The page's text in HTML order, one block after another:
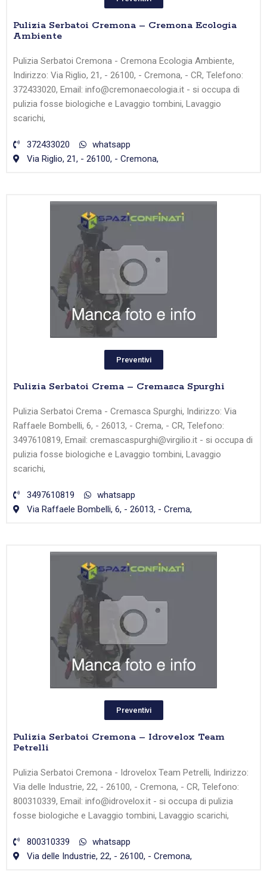
Pulizia Serbatoi Cremona – Cremona Ecologia
Ambiente
Pulizia Serbatoi Cremona - Cremona Ecologia Ambiente,
Indirizzo: Via Riglio, 21, - 26100, - Cremona, - CR, Telefono:
372433020, Email: info@cremonaecologia.it - si occupa di
pulizia fosse biologiche e Lavaggio tombini, Lavaggio
scarichi,
372433020
whatsapp
Via Riglio, 21, - 26100, - Cremona,
Preventivi
Pulizia Serbatoi Crema – Cremasca Spurghi
Pulizia Serbatoi Crema - Cremasca Spurghi, Indirizzo: Via
Raffaele Bombelli, 6, - 26013, - Crema, - CR, Telefono:
3497610819, Email: cremascaspurghi@virgilio.it - si occupa di
pulizia fosse biologiche e Lavaggio tombini, Lavaggio
scarichi,
3497610819
whatsapp
Via Raffaele Bombelli, 6, - 26013, - Crema,
Preventivi
Pulizia Serbatoi Cremona – Idrovelox Team
Petrelli
Pulizia Serbatoi Cremona - Idrovelox Team Petrelli, Indirizzo:
Via delle Industrie, 22, - 26100, - Cremona, - CR, Telefono:
800310339, Email: info@idrovelox.it - si occupa di pulizia
fosse biologiche e Lavaggio tombini, Lavaggio scarichi,
800310339
whatsapp
Via delle Industrie, 22, - 26100, - Cremona,